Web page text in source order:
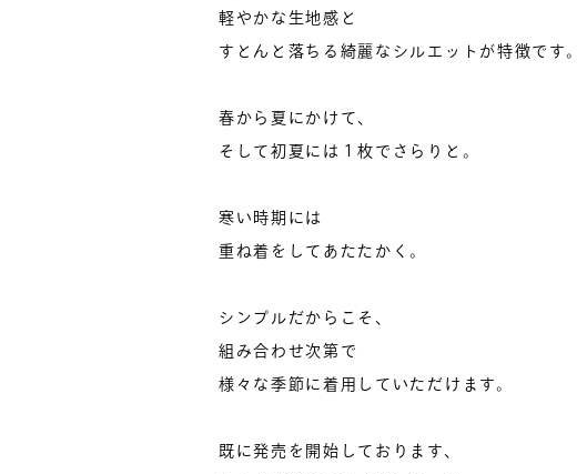
軽やかな生地感と
すとんと落ちる綺麗なシルエットが特徴です。
春から夏にかけて、
そして初夏には１枚でさらりと。
寒い時期には
重ね着をしてあたたかく。
シンプルだからこそ、
組み合わせ次第で
様々な季節に着用していただけます。
既に発売を開始しております、